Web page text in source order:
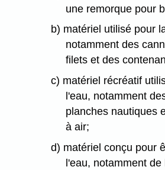
une remorque pour
b) matériel utilisé pour
notamment des
filets et des
c) matériel récréatif
l'eau, notamment
planches nautiques
à air;
d) matériel conçu pour
l'eau, notamment